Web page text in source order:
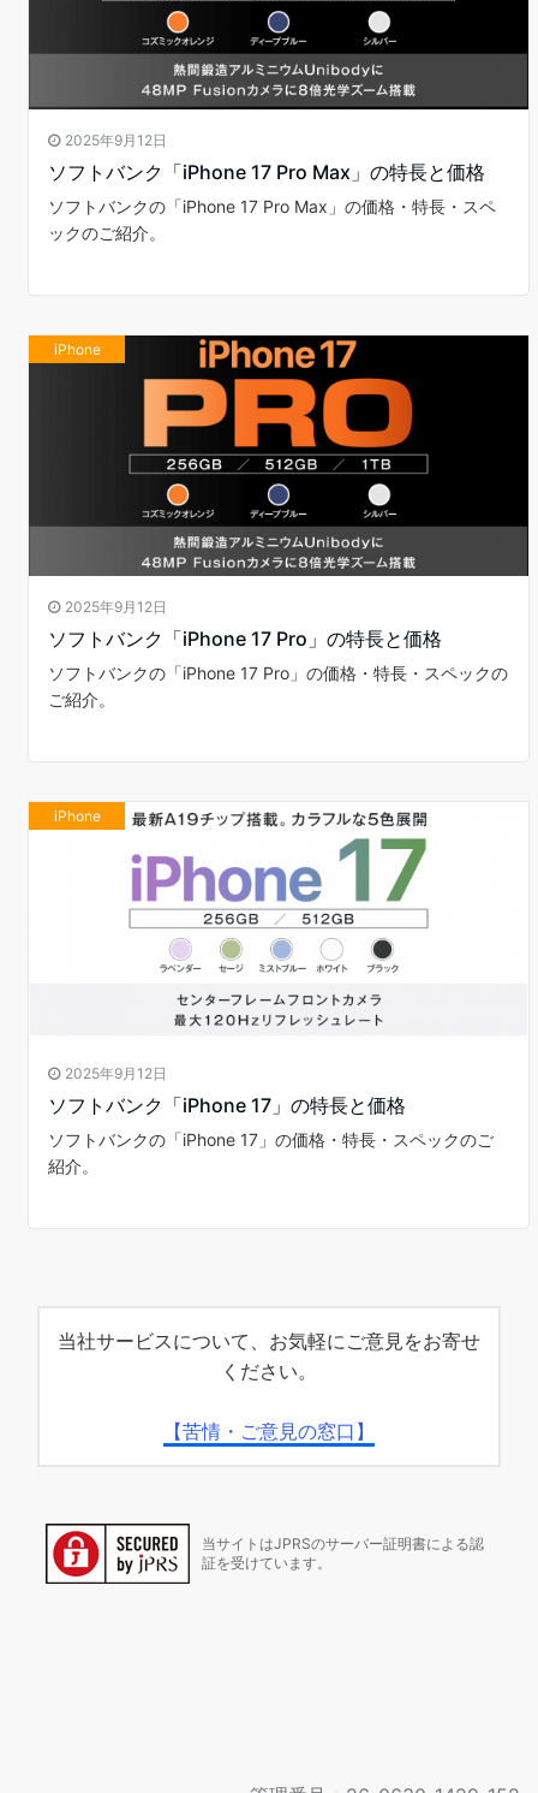
2025年9月12日
ソフトバンク「iPhone 17 Pro Max」の特長と価格
ソフトバンクの「iPhone 17 Pro Max」の価格・特長・スペ
ックのご紹介。
iPhone
2025年9月12日
ソフトバンク「iPhone 17 Pro」の特長と価格
ソフトバンクの「iPhone 17 Pro」の価格・特長・スペックの
ご紹介。
iPhone
2025年9月12日
ソフトバンク「iPhone 17」の特長と価格
ソフトバンクの「iPhone 17」の価格・特長・スペックのご
紹介。
当社サービスについて、お気軽にご意見をお寄せ
ください。
【苦情・ご意見の窓口】
当サイトはJPRSのサーバー証明書による認
証を受けています。